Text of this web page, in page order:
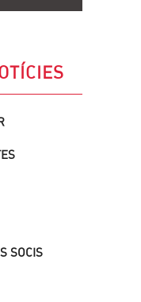
SOCIS